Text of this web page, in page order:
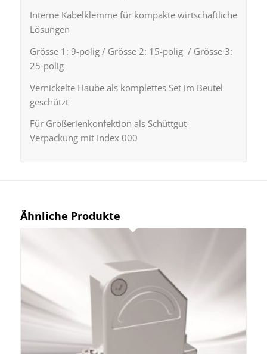
Interne Kabelklemme für kompakte wirtschaftliche
Lösungen
Grösse 1: 9-polig / Grösse 2: 15-polig / Grösse 3:
25-polig
Vernickelte Haube als komplettes Set im Beutel
geschützt
Für Großerienkonfektion als Schüttgut-
Verpackung mit Index 000
Ähnliche Produkte